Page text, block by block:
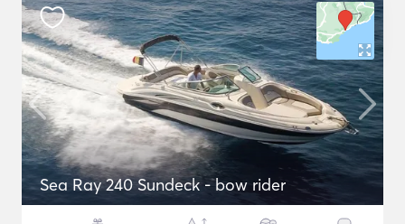
Sea Ray 240 Sundeck - bow rider